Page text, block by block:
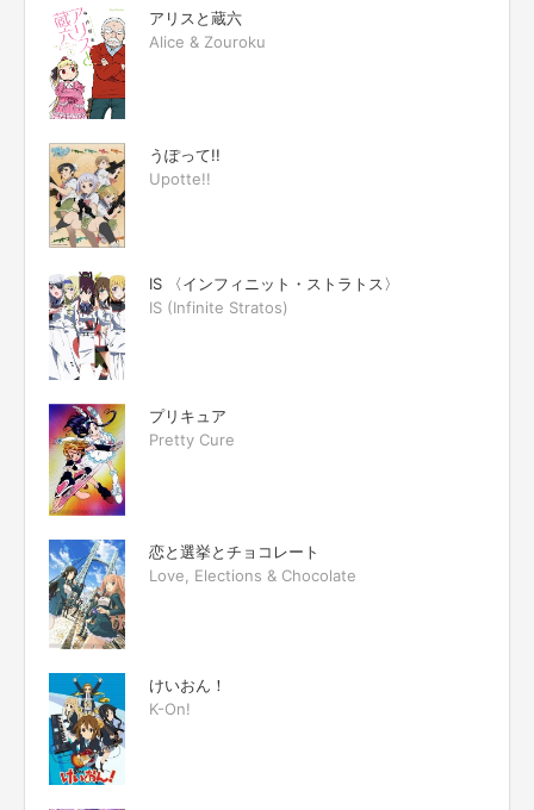
アリスと蔵六
Alice & Zouroku
うぽって!!
Upotte!!
IS 〈インフィニット・ストラトス〉
IS (Infinite Stratos)
プリキュア
Pretty Cure
恋と選挙とチョコレート
Love, Elections & Chocolate
けいおん！
K-On!